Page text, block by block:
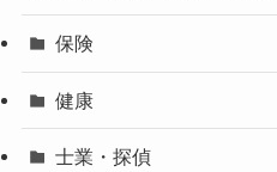
保険
健康
士業・探偵